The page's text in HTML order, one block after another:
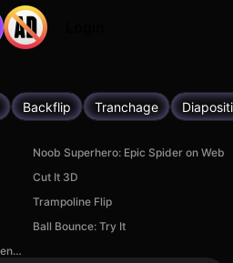
Backflip Tranchage
Noob Superhero: Epic Spider on Web
Cut It 3D
Trampoline Flip
Ball Bounce: Try It
Streamer Simulator: Phone Challenge!